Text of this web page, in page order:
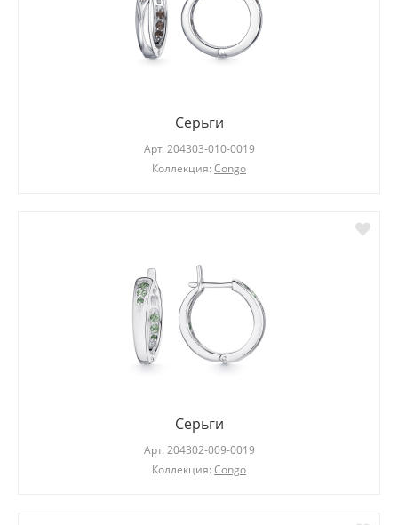
Серьги
Арт. 204303-010-0019
Коллекция: Congo
Серьги
Арт. 204302-009-0019
Коллекция: Congo